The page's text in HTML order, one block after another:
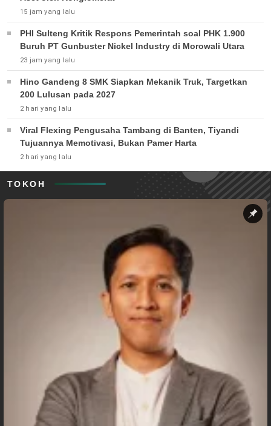
15 jam yang lalu
PHI Sulteng Kritik Respons Pemerintah soal PHK 1.900
Buruh PT Gunbuster Nickel Industry di Morowali Utara
23 jam yang lalu
Hino Gandeng 8 SMK Siapkan Mekanik Truk, Targetkan
200 Lulusan pada 2027
2 hari yang lalu
Viral Flexing Pengusaha Tambang di Banten, Tiyandi
Tujuannya Memotivasi, Bukan Pamer Harta
2 hari yang lalu
TOKOH